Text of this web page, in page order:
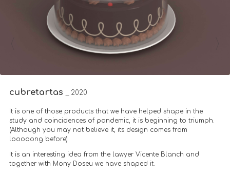
cubretartas _ 2020
It is one of those products that we have helped shape in the
study and coincidences of pandemic, it is beginning to triumph.
(Although you may not believe it, its design comes from
looooong before)
It is an interesting idea from the lawyer Vicente Blanch and
together with Mony Doseu we have shaped it.